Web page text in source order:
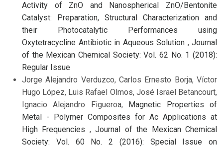
Activity of ZnO and Nanospherical ZnO/Bentonite
Catalyst: Preparation, Structural Characterization and
their Photocatalytic Performances using
Oxytetracycline Antibiotic in Aqueous Solution , Journal
of the Mexican Chemical Society: Vol. 62 No. 1 (2018):
Regular Issue
Jorge Alejandro Verduzco, Carlos Ernesto Borja, Víctor
Hugo López, Luis Rafael Olmos, José Israel Betancourt,
Ignacio Alejandro Figueroa, Magnetic Properties of
Metal - Polymer Composites for Ac Applications at
High Frequencies ,Journal of the Mexican Chemical
Society: Vol. 60 No. 2 (2016): Special Issue on